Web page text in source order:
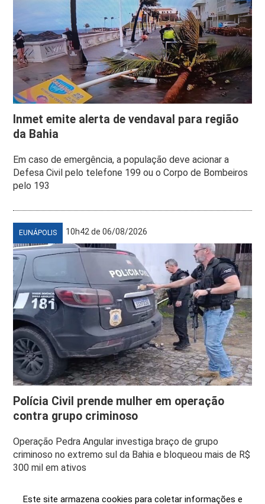
Inmet emite alerta de vendaval para região
da Bahia
Em caso de emergência, a população deve acionar a
Defesa Civil pelo telefone 199 ou o Corpo de Bombeiros
pelo 193
EUNÁPOLIS 10h42 de 06/08/2026
Polícia Civil prende mulher em operação
contra grupo criminoso
Operação Pedra Angular investiga braço de grupo
criminoso no extremo sul da Bahia e bloqueou mais de R$
300 mil em ativos
Este site armazena cookies para coletar informações e